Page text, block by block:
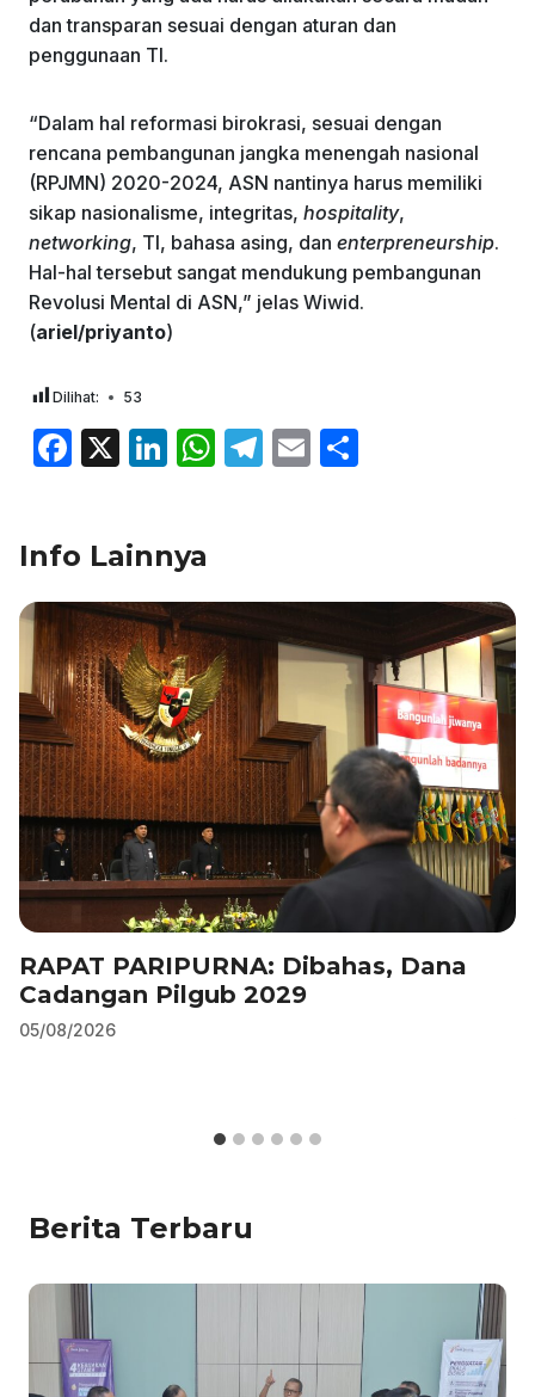
dan transparan sesuai dengan aturan dan
penggunaan TI.
“Dalam hal reformasi birokrasi, sesuai dengan
rencana pembangunan jangka menengah nasional
(RPJMN) 2020-2024, ASN nantinya harus memiliki
sikap nasionalisme, integritas, hospitality,
networking, TI, bahasa asing, dan enterpreneurship.
Hal-hal tersebut sangat mendukung pembangunan
Revolusi Mental di ASN,” jelas Wiwid.
(ariel/priyanto)
Dilihat: 53
F
e
b
o
o
k
X
Li
e
dI
n
W
A
p
p
T
a
m
E
Info Lainnya
RAPAT PARIPURNA: Dibahas, Dana
Cadangan Pilgub 2029
05/08/2026
Berita Terbaru